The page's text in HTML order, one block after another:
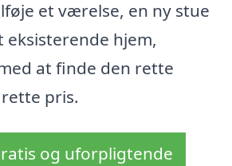
et værelse, en ny stue
eksisterende hjem,
at finde den rette
pris.
og uforpligtende